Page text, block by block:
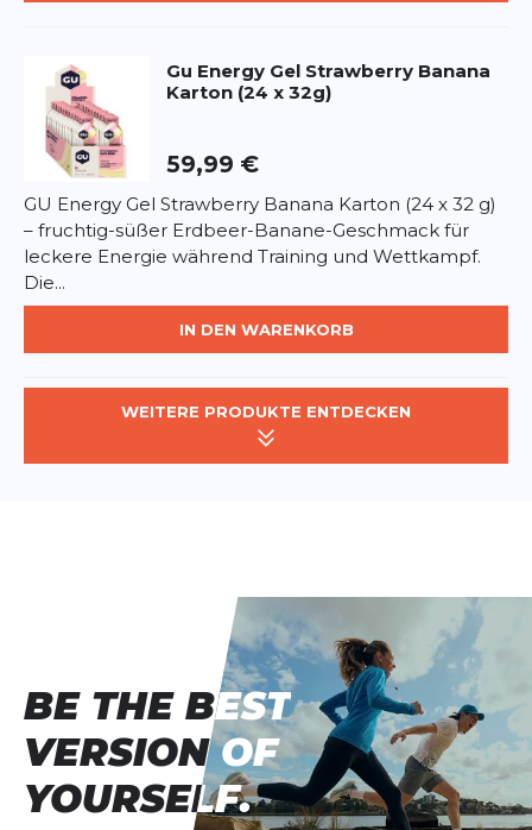
Gu Energy Gel Strawberry Banana
Karton (24 x 32g)
59,99 €
GU Energy Gel Strawberry Banana Karton (24 x 32 g)
– fruchtig-süßer Erdbeer-Banane-Geschmack für
leckere Energie während Training und Wettkampf.
Die...
IN DEN WARENKORB
WEITERE PRODUKTE ENTDECKEN
BE THE BEST
VERSION OF
YOURSELF.
BE THE BEST
VERSION OF
YOURSELF.